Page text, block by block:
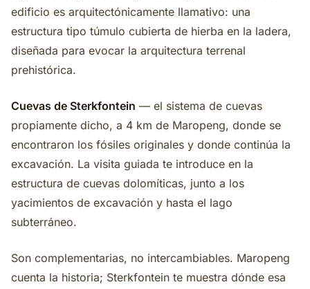
edificio es arquitectónicamente llamativo: una
estructura tipo túmulo cubierta de hierba en la ladera,
diseñada para evocar la arquitectura terrenal
prehistórica.
Cuevas de Sterkfontein — el sistema de cuevas
propiamente dicho, a 4 km de Maropeng, donde se
encontraron los fósiles originales y donde continúa la
excavación. La visita guiada te introduce en la
estructura de cuevas dolomíticas, junto a los
yacimientos de excavación y hasta el lago
subterráneo.
Son complementarias, no intercambiables. Maropeng
cuenta la historia; Sterkfontein te muestra dónde esa